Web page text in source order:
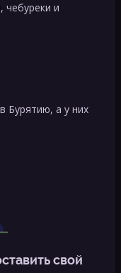
и
Бурятию, а у них
свой